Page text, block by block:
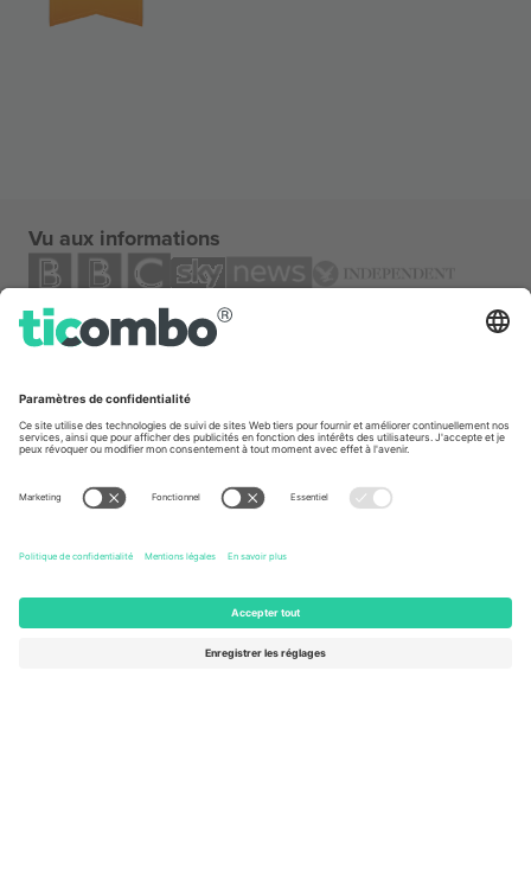
Vu aux informations
TixProtect
Programme d'affiliation
Comment ça marche
Centre d'information sur la Coupe
Nous contacter